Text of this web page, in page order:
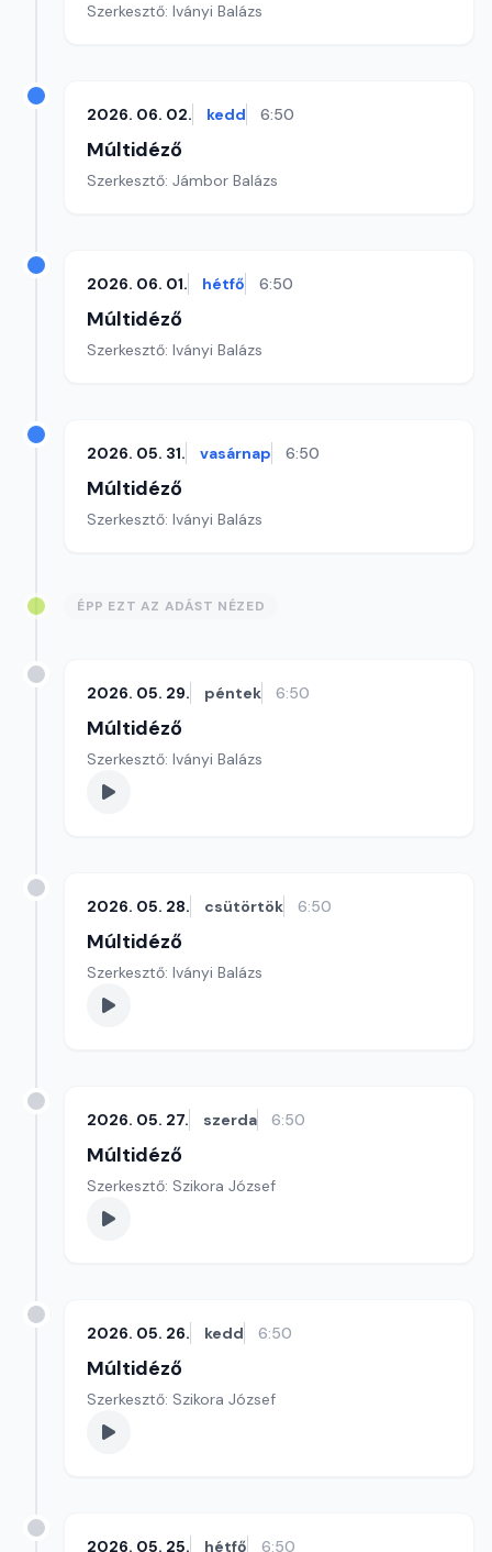
Szerkesztő: Iványi Balázs
2026. 06. 02. kedd 6:50
Múltidéző
Szerkesztő: Jámbor Balázs
2026. 06. 01. hétfő 6:50
Múltidéző
Szerkesztő: Iványi Balázs
2026. 05. 31. vasárnap 6:50
Múltidéző
Szerkesztő: Iványi Balázs
ÉPP EZT AZ ADÁST NÉZED
2026. 05. 29. péntek 6:50
Múltidéző
Szerkesztő: Iványi Balázs
2026. 05. 28. csütörtök 6:50
Múltidéző
Szerkesztő: Iványi Balázs
2026. 05. 27. szerda 6:50
Múltidéző
Szerkesztő: Szikora József
2026. 05. 26. kedd 6:50
Múltidéző
Szerkesztő: Szikora József
2026. 05. 25. hétfő 6:50